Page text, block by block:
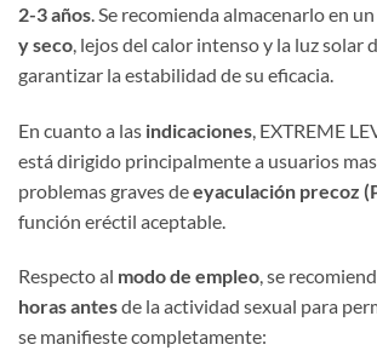
2-3 años. Se recomienda almacenarlo en un ​
y seco, lejos del calor intenso y la luz solar
garantizar la estabilidad de su eficacia.
En cuanto a las ​ indicaciones , EXTREME
está dirigido principalmente a usuarios
problemas graves de ​eyaculación precoz
función eréctil aceptable.
Respecto al ​ modo de empleo, se
horas antes de la actividad sexual para
se manifieste completamente: